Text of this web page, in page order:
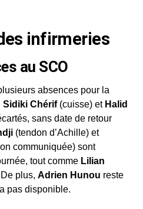
infirmeries
au SCO
absences pour la
Sidiki Chérif(cuisse) et Halid
sans date de retour
(tendon d’Achille) et
communiquée) sont
tout comme Lilian
plus, Adrien Hunou reste
pas disponible.